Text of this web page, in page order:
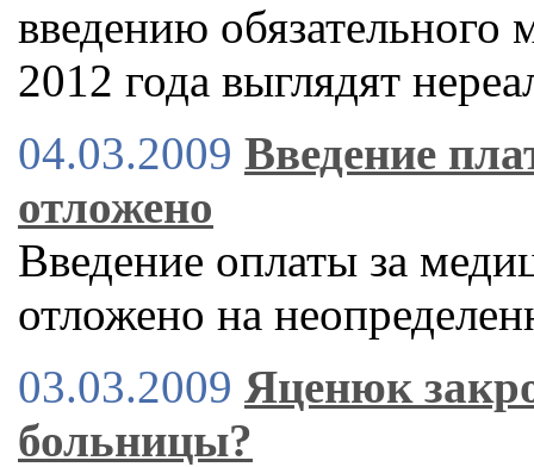
введению обязательного
2012 года выглядят
04.03.2009 Введение
отложено
Введение оплаты за
отложено на
03.03.2009 Яценюк
больницы?